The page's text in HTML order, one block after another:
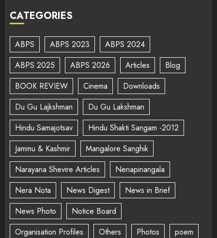
CATEGORIES
ABPS ABPS 2023
ABPS 2024
ABPS 2025
ABPS 2026 Articles
Blog
BOOK REVIEW
Cinema
Downloads
Du Gu Lajkshman
Du Gu Lakshman
Hindu Samajotsav
Hindu Shakti Sangam -2012
Jammu & Kashmir
Mangalore Sanghik
Narayana Shevire Articles
Nenapinangala
Nera Nota
News Digest
News in Brief
News Photo
Notice Board
Organisation Profiles
Others Photos
poem